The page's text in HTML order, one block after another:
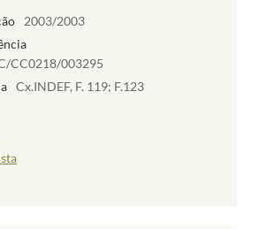
2003/2003
CC0218/003295
Cx.INDEF, F. 119; F.123